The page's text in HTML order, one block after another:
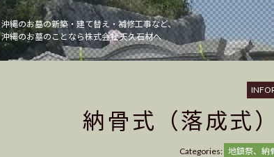
沖縄のお墓の新築・建て替え・補修工事など、
沖縄のお墓のことなら株式会社 天久石材へ
納骨式（落成式
Categories: Categories
地鎮祭、納